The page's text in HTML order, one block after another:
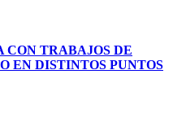
TRABAJOS DE
EN DISTINTOS PUNTOS